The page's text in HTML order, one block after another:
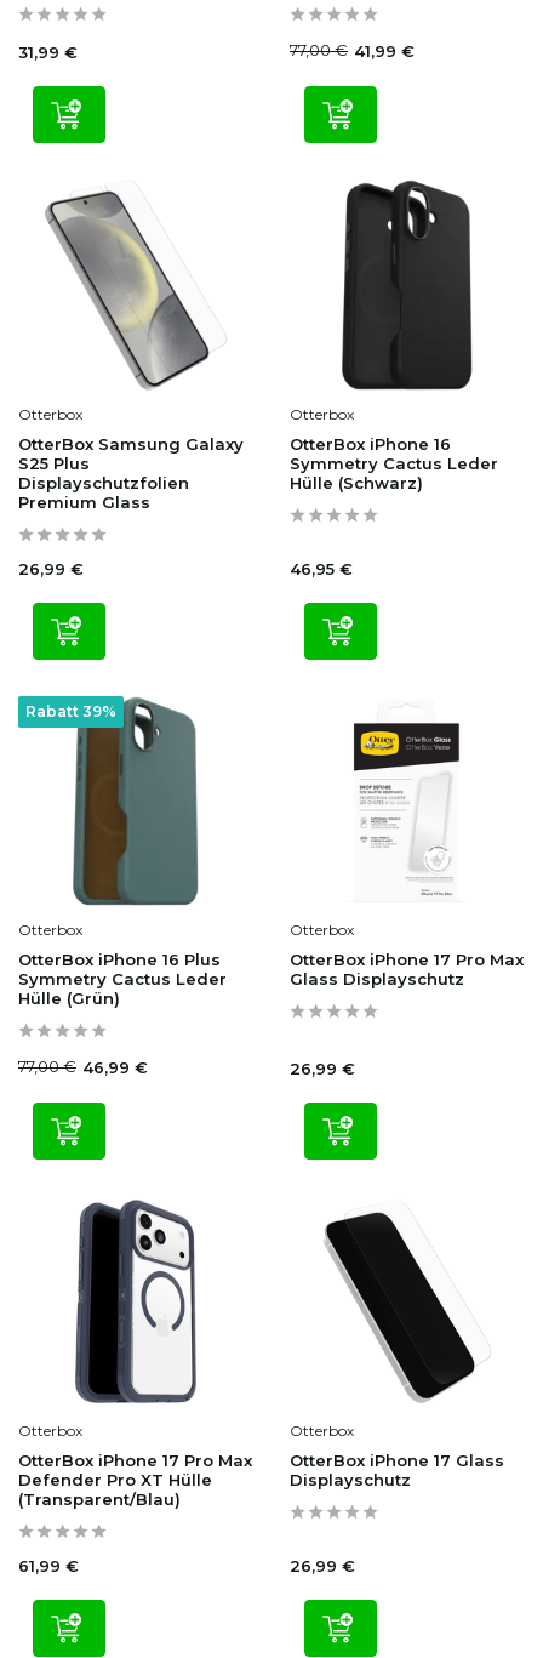
31,99 € 77,00 € 41,99 €
Otterbox
OtterBox Samsung Galaxy
S25 Plus
Displayschutzfolien
Premium Glass
26,99 €
Otterbox
OtterBox iPhone 16
Symmetry Cactus Leder
Hülle (Schwarz)
46,95 €
Rabatt 39%
Otterbox
OtterBox iPhone 16 Plus
Symmetry Cactus Leder
Hülle (Grün)
77,00 € 46,99 €
Otterbox
OtterBox iPhone 17 Pro Max
Glass Displayschutz
26,99 €
Otterbox
OtterBox iPhone 17 Pro Max
Defender Pro XT Hülle
(Transparent/Blau)
61,99 €
Otterbox
OtterBox iPhone 17 Glass
Displayschutz
26,99 €